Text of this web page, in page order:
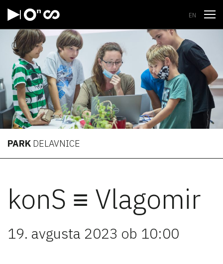
EN
PARK DELAVNICE
konS ≡ Vlagomir
19. avgusta 2023 ob 10:00